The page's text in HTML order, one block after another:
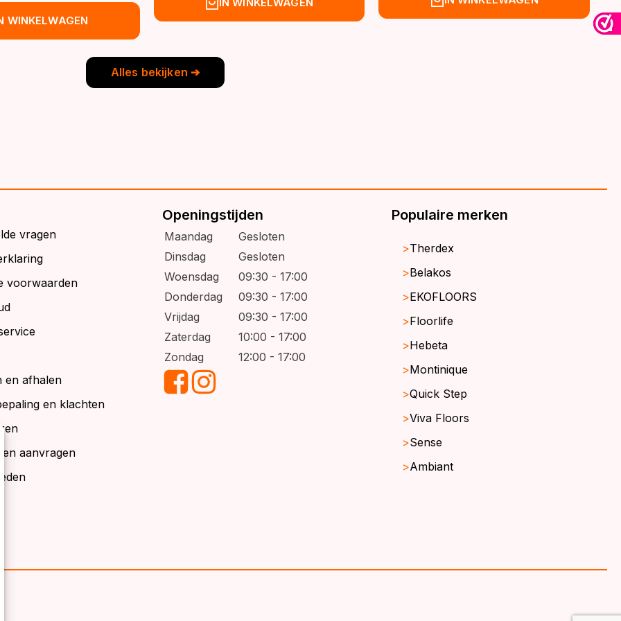
WINKELWAGEN
Alles bekijken ➔
vragen
voorwaarden
en afhalen
en klachten
aanvragen
Openingstijden
Maandag
Gesloten
Dinsdag
Gesloten
Woensdag
09:30 - 17:00
Donderdag
09:30 - 17:00
Vrijdag
09:30 - 17:00
Zaterdag
10:00 - 17:00
Zondag
12:00 - 17:00
Populaire merken
Therdex
Belakos
EKOFLOORS
Floorlife
Hebeta
Montinique
Quick Step
Viva Floors
Sense
Ambiant